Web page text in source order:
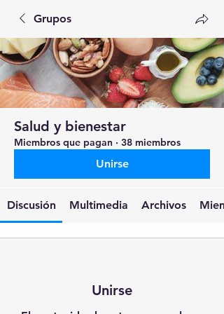
Grupos
Salud y bienestar
Miembros que pagan · 38 miembros
Unirse
Discusión Multimedia Archivos
Unirse